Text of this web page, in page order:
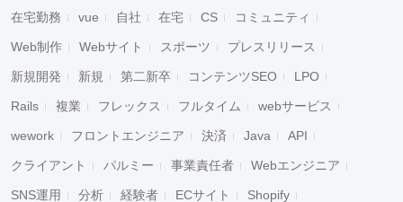
在宅勤務 vue 自社 在宅 CS コミュニティ
Web制作 Webサイト スポーツ プレスリリース
新規開発 新規 第二新卒 コンテンツSEO LPO
Rails 複業 フレックス フルタイム webサービス
wework フロントエンジニア 決済 Java API
クライアント パルミー 事業責任者 Webエンジニア
SNS運用 分析 経験者 ECサイト Shopify